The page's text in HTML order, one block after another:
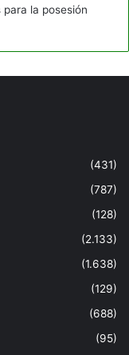
la posesión
(431)
(787)
(128)
(2.133)
(1.638)
(129)
(688)
(95)